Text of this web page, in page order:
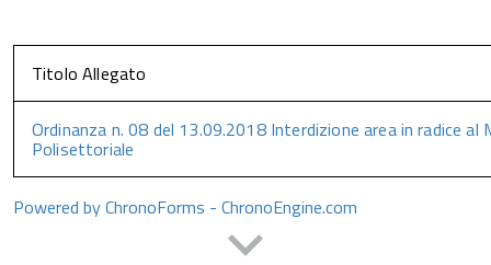
Titolo Allegato
Ordinanza n. 08 del 13.09.2018 Interdizione area in radice al
Polisettoriale
Powered by ChronoForms - ChronoEngine.com